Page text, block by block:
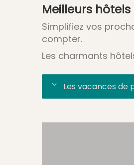
Meilleurs
Simplifiez vos
compter.
Les charmants
Les vacances de